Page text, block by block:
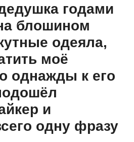
годами
блошином
одеяла,
моё
однажды к его
и
одну фразу